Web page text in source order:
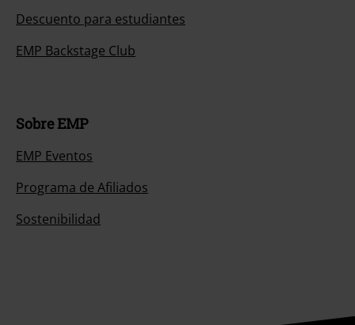
Descuento para estudiantes
EMP Backstage Club
Sobre EMP
EMP Eventos
Programa de Afiliados
Sostenibilidad